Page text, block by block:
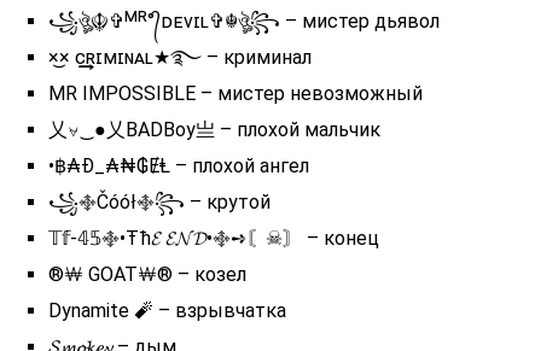
꧁ঔৣ☬✞ᴹᴿ°᭄ᴅᴇᴠɪʟ✞☬ঔৣ꧂ – мистер дьявол
×͜× ᴄ͢͢͢ʀɪᴍɪɴᴀʟ★࿐ – криминал
MR IMPOSSIBLE – мистер невозможный
乂⍱‿●乂BADBoy亗 – плохой мальчик
•฿₳Đ_₳₦₲ɆⱠ – плохой ангел
꧁࿇Čóół࿇꧂ – крутой
𝕋𝕗-𝟜𝟝࿇•Ŧħ𝓔 𝓔𝓝𝓓•࿇➺〘☠︎〙 – конец
®￦ GOAT￦® – козел
Dynamite 🧨 – взрывчатка
𝓢𝓶𝓸𝓴𝓮𝔂 – дым